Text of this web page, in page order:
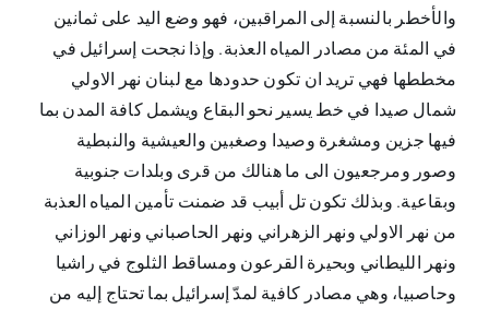
والأخطر بالنسبة إلى المراقبين، فهو وضع اليد على ثمانين
في المئة من مصادر المياه العذبة. وإذا نجحت إسرائيل في
مخططها فهي تريد ان تكون حدودها مع لبنان نهر الاولي
شمال صيدا في خط يسير نحو البقاع ويشمل كافة المدن بما
فيها جزين ومشغرة وصيدا وصغبين والعيشية والنبطية
وصور ومرجعيون الى ما هنالك من قرى وبلدات جنوبية
وبقاعية. وبذلك تكون تل أبيب قد ضمنت تأمين المياه العذبة
من نهر الاولي ونهر الزهراني ونهر الحاصباني ونهر الوزاني
ونهر الليطاني وبحيرة القرعون ومساقط الثلوج في راشيا
وحاصبيا، وهي مصادر كافية لمدّ إسرائيل بما تحتاج إليه من